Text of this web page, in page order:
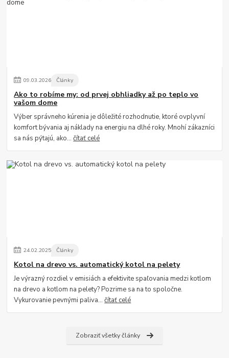
09.03.2026 Články
Ako to robíme my: od prvej obhliadky až po teplo vo
vašom dome
Výber správneho kúrenia je dôležité rozhodnutie, ktoré ovplyvní
komfort bývania aj náklady na energiu na dlhé roky. Mnohí zákazníci
sa nás pýtajú, ako...čítať celé
24.02.2025 Články
Kotol na drevo vs. automatický kotol na pelety
Je výrazný rozdiel v emisiách a efektivite spaľovania medzi kotlom
na drevo a kotlom na pelety? Pozrime sa na to spoločne.
Vykurovanie pevnými paliva...čítať celé
Zobraziť všetky články